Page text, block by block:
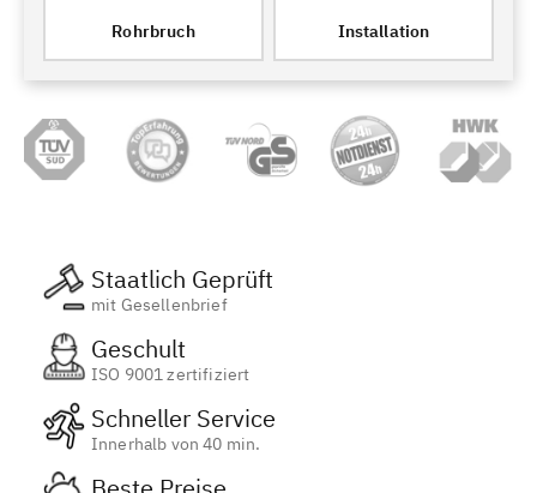
Rohrbruch Installation
Staatlich Geprüft
mit Gesellenbrief
Geschult
ISO 9001 zertifiziert
Schneller Service
Innerhalb von 40 min.